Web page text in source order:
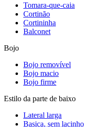
Tomara-que-caia
Cortinão
Cortininha
Balconet
Bojo
Bojo removível
Bojo macio
Bojo firme
Estilo da parte de baixo
Lateral larga
Basica, sem lacinho